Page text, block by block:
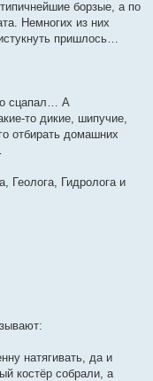
борзые, а по
Немногих из них
пришлось…
сцапал… А
то дикие, шипучие,
отбирать домашних
Геолога, Гидролога и
натягивать, да и
костёр собрали, а